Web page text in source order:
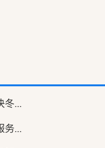
冬...
务...